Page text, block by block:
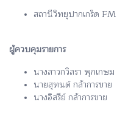
สถานีวิทยุปากเกร็ด
ผู้ควบคุมรายการ
นางสาวกวิสรา พุกเกษม
นายสุทนต์ กล้าการขาย
นางอิสรีย์ กล้าการขาย